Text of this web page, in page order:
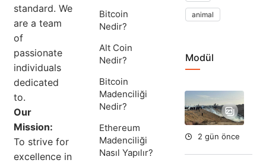
standard. We
are a team
of
passionate
individuals
dedicated
to.
Our
Mission:
To strive for
excellence in
Bitcoin
Nedir?
Alt Coin
Nedir?
Bitcoin
Madenciliği
Nedir?
Ethereum
Madenciliği
Nasıl Yapılır?
animal
Modül
2 gün önce